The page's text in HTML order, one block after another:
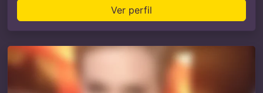
Ver perfil